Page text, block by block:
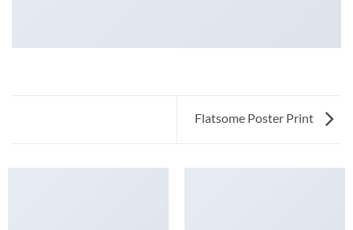
Flatsome Poster Print